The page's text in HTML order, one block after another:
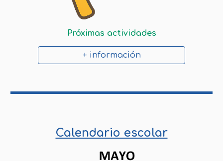
Próximas actividades
+ información
Calendario escolar